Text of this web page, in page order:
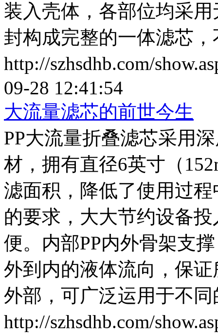
装入壳体，各部位均采
封构成完整的一体滤芯
http://szhsdhb.com/
09-28 12:41:54
大流量滤芯的前世今生
PP大流量折叠滤芯采用
材，拥有直径6英寸（
滤面积，降低了使用过
的要求，大大节约设备
便。内部PP内外骨架支
外到内的液体流向，保
外部，可广泛运用于不
http://szhsdhb.com/